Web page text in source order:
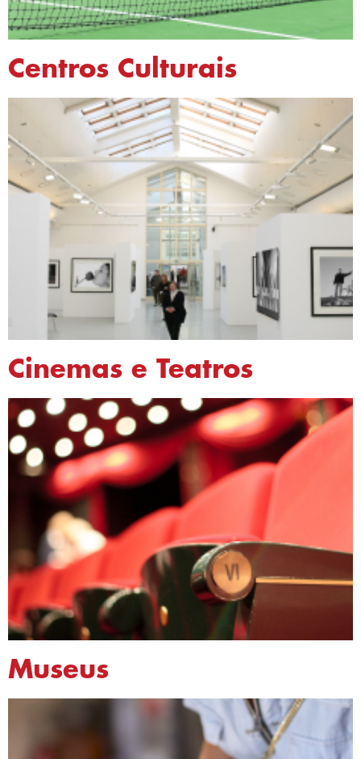
Centros Culturais
Cinemas e Teatros
Museus